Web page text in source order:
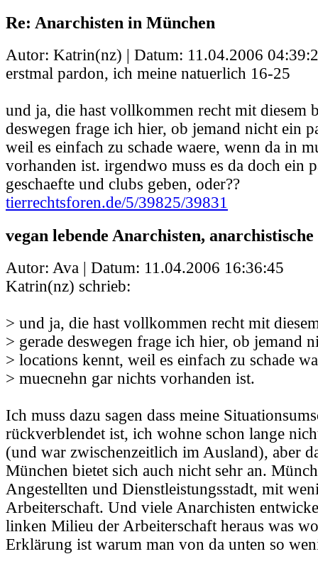
Re: Anarchisten in München
Autor: Katrin(nz) | Datum: 11.04.2006
erstmal pardon, ich meine natuerlich 16-25
und ja, die hast vollkommen recht mit diesem
deswegen frage ich hier, ob jemand nicht ein
weil es einfach zu schade waere, wenn da in
vorhanden ist. irgendwo muss es da doch ein
geschaefte und clubs geben, oder??
tierrechtsforen.de/5/39825/39831
vegan lebende Anarchisten, anarchistische
Autor: Ava | Datum: 11.04.2006 16:36:45
Katrin(nz) schrieb:
> und ja, die hast vollkommen recht mit
> gerade deswegen frage ich hier, ob jemand
> locations kennt, weil es einfach zu schade
> muecnehn gar nichts vorhanden ist.
Ich muss dazu sagen dass meine
rückverblendet ist, ich wohne schon lange
(und war zwischenzeitlich im Ausland), aber
München bietet sich auch nicht sehr an.
Angestellten und Dienstleistungsstadt, mit
Arbeiterschaft. Und viele Anarchisten
linken Milieu der Arbeiterschaft heraus was
Erklärung ist warum man von da unten so